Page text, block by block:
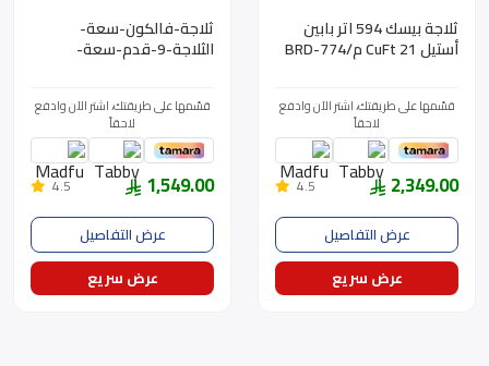
ثلاجة بيسك 594 اتر بابين
أستيل CuFt 21 م/BRD-774
قسّمها على طريقتك، اشتر الآن وادفع
لاحقاً
2,349.00
4.5
عرض التفاصيل
عرض سريع
ثلاجة-فالكون-سعة-
الثلاجة-9-قدم-سعة-
قسّمها على طريقتك، اشتر الآن وادفع
لاحقاً
1,549.00
4.5
عرض التفاصيل
عرض سريع